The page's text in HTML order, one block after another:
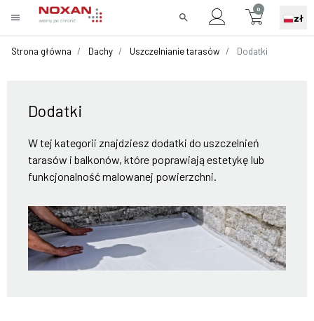
menu search
0
zł
Strona główna Dachy Uszczelnianie tarasów Dodatki
Dodatki
W tej kategorii znajdziesz dodatki do uszczelnień
tarasów i balkonów, które poprawiają estetykę lub
funkcjonalność malowanej powierzchni.